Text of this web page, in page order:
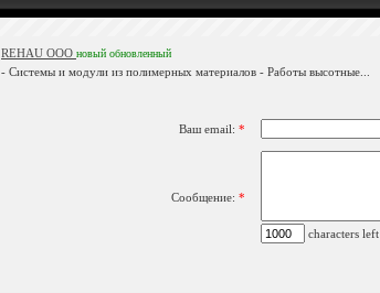
REHAU ООО новый обновленный
- Системы и модули из полимерных материалов - Работы высотные...
Ваш email: *
Сообщение: *
characters left